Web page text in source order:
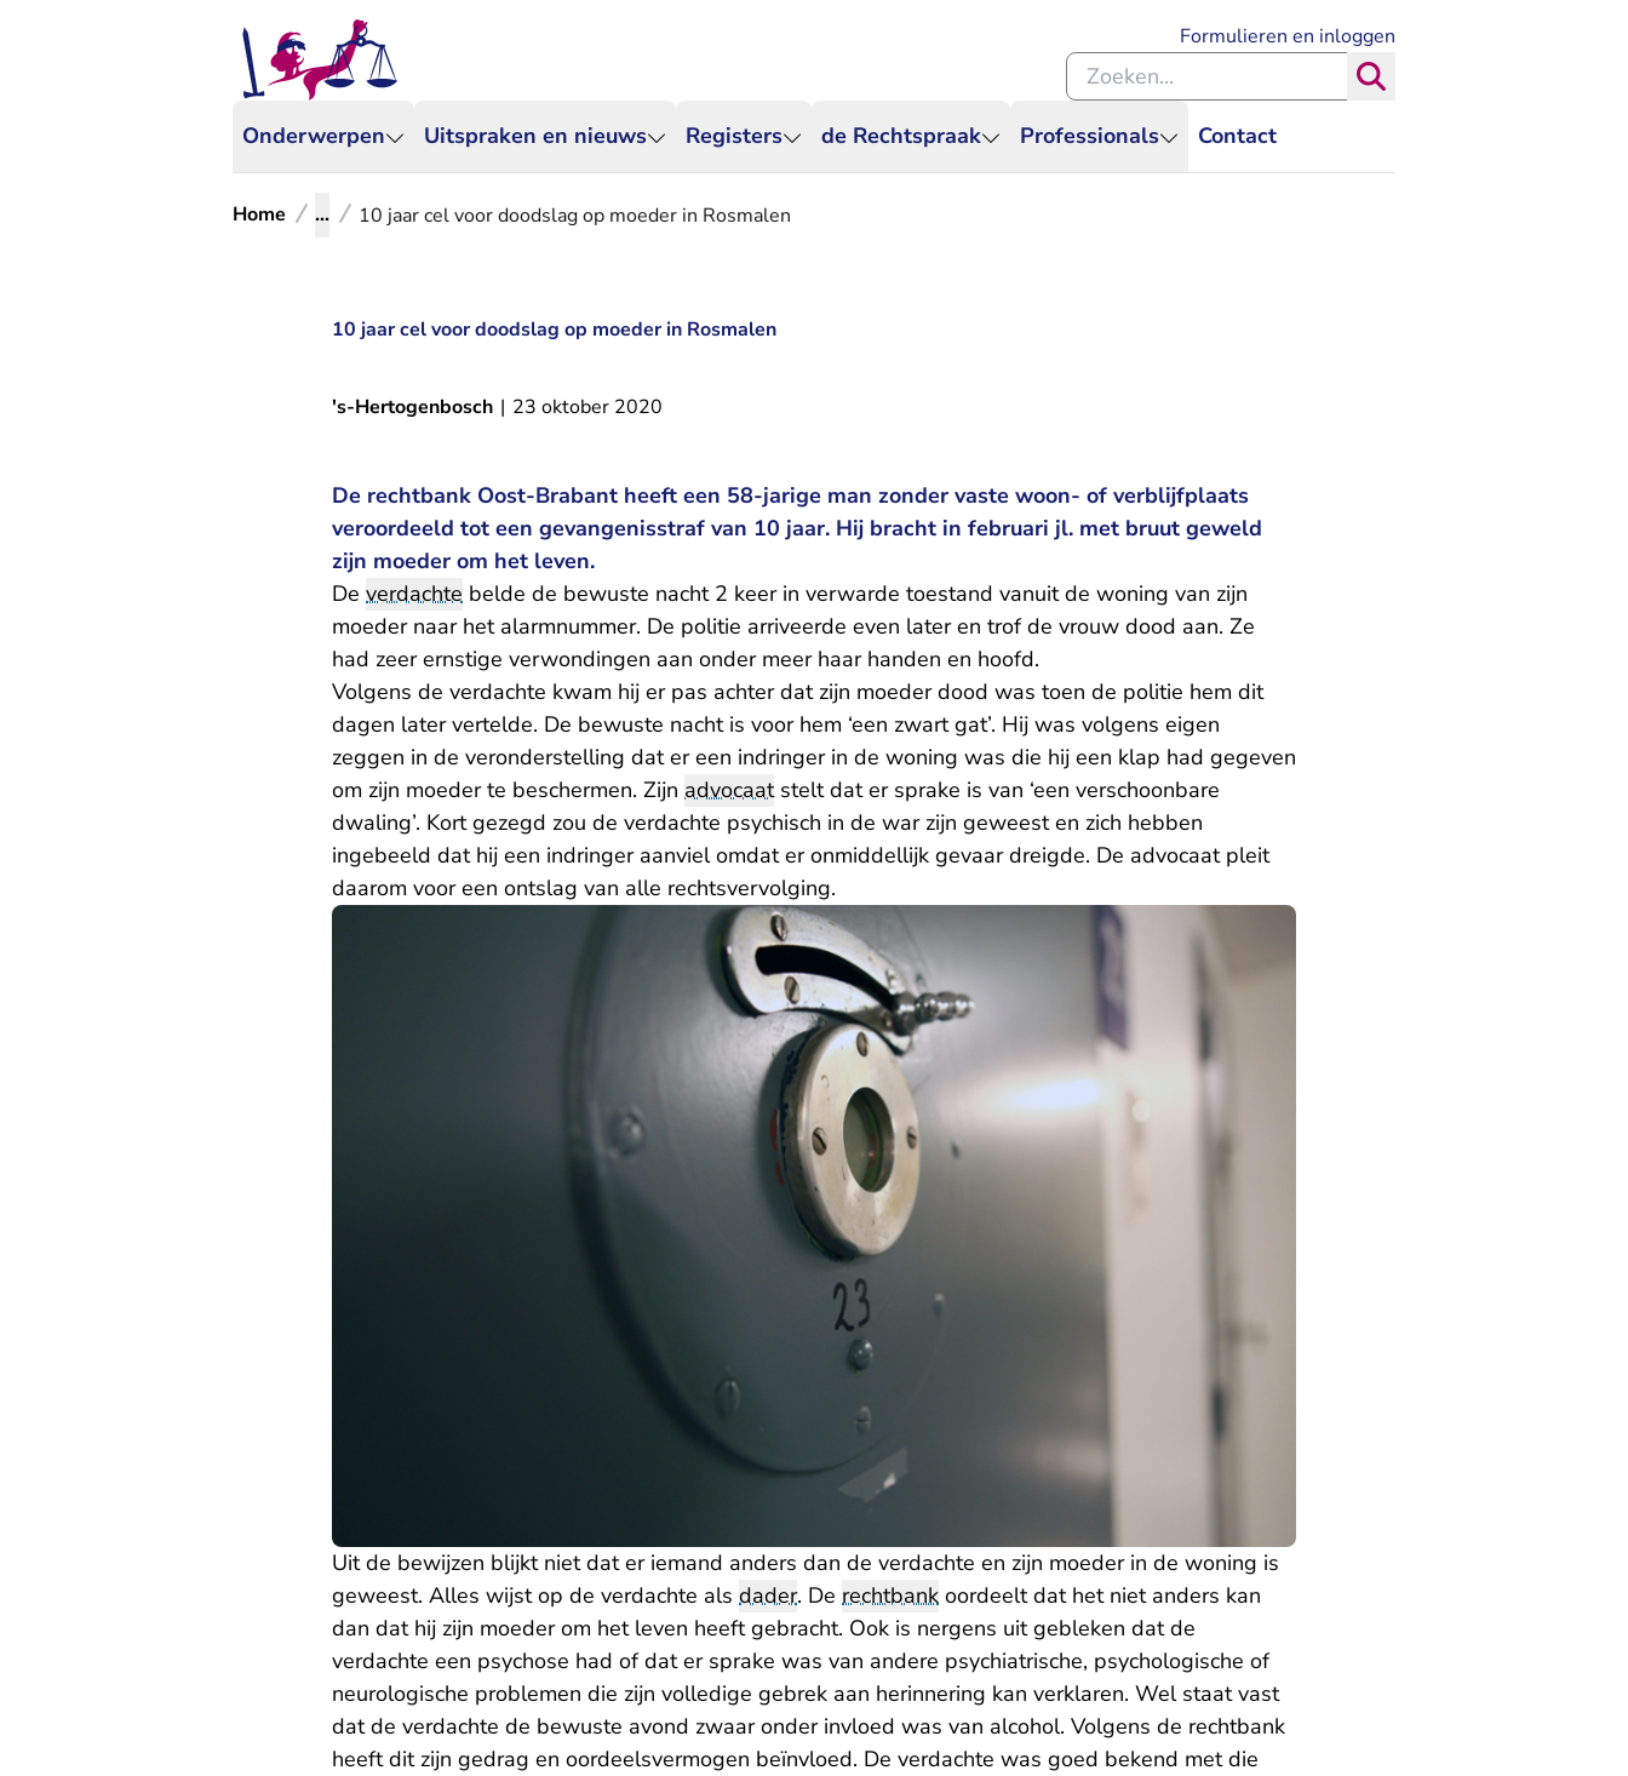
Onderwerpen Uitspraken en nieuws Registers de Rechtspraak Professionals Contact
Formulieren en inloggen
Zoeken binnen de Rechtspraak
Home ... 10 jaar cel voor doodslag op moeder in Rosmalen
10 jaar cel voor doodslag op moeder in Rosmalen
's-Hertogenbosch | 23 oktober 2020
De rechtbank Oost-Brabant heeft een 58-jarige man zonder vaste woon- of verblijfplaats
veroordeeld tot een gevangenisstraf van 10 jaar. Hij bracht in februari jl. met bruut geweld
zijn moeder om het leven.
De verdachte belde de bewuste nacht 2 keer in verwarde toestand vanuit de woning van zijn
moeder naar het alarmnummer. De politie arriveerde even later en trof de vrouw dood aan. Ze
had zeer ernstige verwondingen aan onder meer haar handen en hoofd.
Volgens de verdachte kwam hij er pas achter dat zijn moeder dood was toen de politie hem dit
dagen later vertelde. De bewuste nacht is voor hem ‘een zwart gat’. Hij was volgens eigen
zeggen in de veronderstelling dat er een indringer in de woning was die hij een klap had gegeven
om zijn moeder te beschermen. Zijn advocaatstelt dat er sprake is van ‘een verschoonbare
dwaling’. Kort gezegd zou de verdachte psychisch in de war zijn geweest en zich hebben
ingebeeld dat hij een indringer aanviel omdat er onmiddellijk gevaar dreigde. De advocaat pleit
daarom voor een ontslag van alle rechtsvervolging.
Uit de bewijzen blijkt niet dat er iemand anders dan de verdachte en zijn moeder in de woning is
geweest. Alles wijst op de verdachte als dader. De rechtbank oordeelt dat het niet anders kan
dan dat hij zijn moeder om het leven heeft gebracht. Ook is nergens uit gebleken dat de
verdachte een psychose had of dat er sprake was van andere psychiatrische, psychologische of
neurologische problemen die zijn volledige gebrek aan herinnering kan verklaren. Wel staat vast
dat de verdachte de bewuste avond zwaar onder invloed was van alcohol. Volgens de rechtbank
heeft dit zijn gedrag en oordeelsvermogen beïnvloed. De verdachte was goed bekend met die